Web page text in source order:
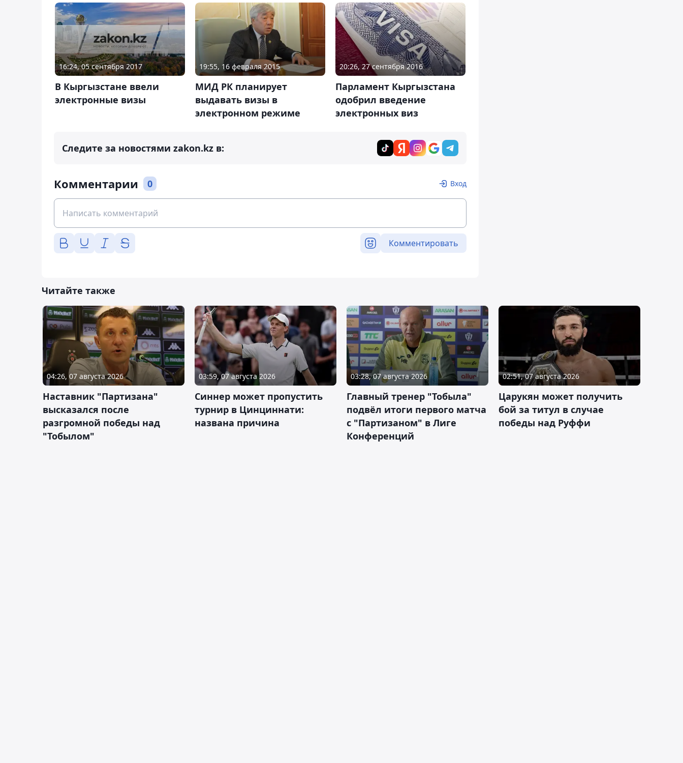
16:24, 05 сентября 2017
В Кыргызстане ввели
электронные визы
19:55, 16 февраля 2015
МИД РК планирует
выдавать визы в
электронном режиме
20:26, 27 сентября 2016
Парламент Кыргызстана
одобрил введение
электронных виз
Следите за новостями zakon.kz в:
Комментарии 0 Вход
Комментировать
Читайте также
04:26, 07 августа 2026
Наставник "Партизана"
высказался после
разгромной победы над
"Тобылом"
03:59, 07 августа 2026
Синнер может пропустить
турнир в Цинциннати:
названа причина
03:28, 07 августа 2026
Главный тренер "Тобыла"
подвёл итоги первого матча
с "Партизаном" в Лиге
Конференций
02:51, 07 августа 2026
Царукян может получить
бой за титул в случае
победы над Руффи